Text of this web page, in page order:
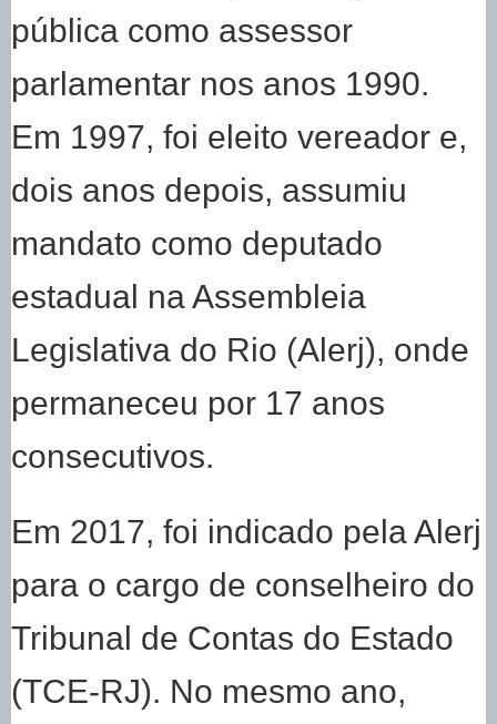
pública como assessor
parlamentar nos anos 1990.
Em 1997, foi eleito vereador e,
dois anos depois, assumiu
mandato como deputado
estadual na Assembleia
Legislativa do Rio (Alerj), onde
permaneceu por 17 anos
consecutivos.
Em 2017, foi indicado pela Alerj
para o cargo de conselheiro do
Tribunal de Contas do Estado
(TCE-RJ). No mesmo ano,